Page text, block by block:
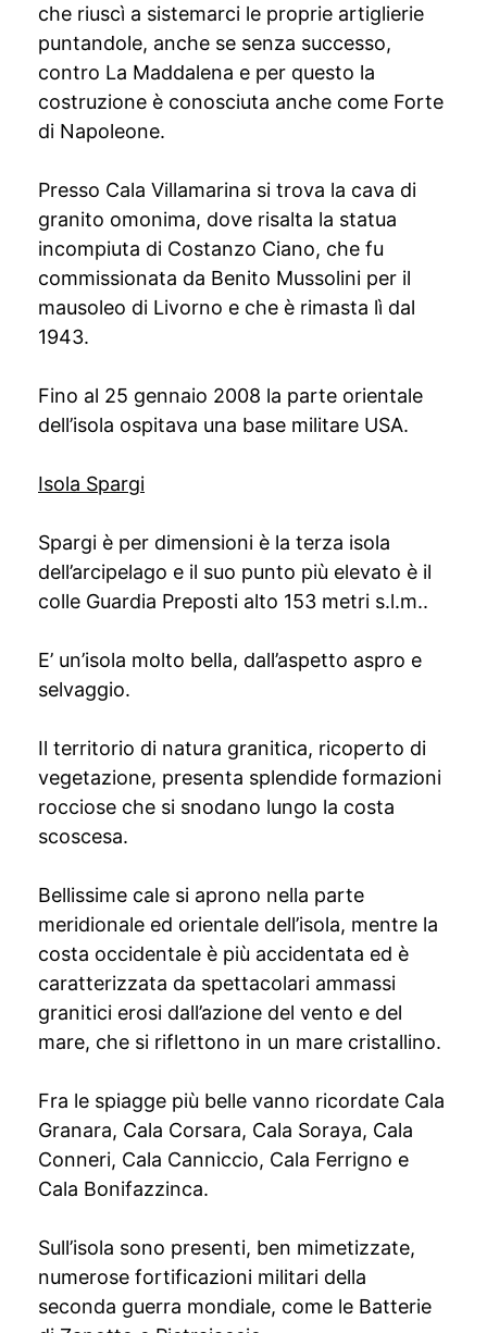
che riuscì a sistemarci le proprie artiglierie
puntandole, anche se senza successo,
contro La Maddalena e per questo la
costruzione è conosciuta anche come Forte
di Napoleone.
Presso Cala Villamarina si trova la cava di
granito omonima, dove risalta la statua
incompiuta di Costanzo Ciano, che fu
commissionata da Benito Mussolini per il
mausoleo di Livorno e che è rimasta lì dal
1943.
Fino al 25 gennaio 2008 la parte orientale
dell’isola ospitava una base militare USA.
Isola Spargi
Spargi è per dimensioni è la terza isola
dell’arcipelago e il suo punto più elevato è il
colle Guardia Preposti alto 153 metri s.l.m..
E’ un’isola molto bella, dall’aspetto aspro e
selvaggio.
Il territorio di natura granitica, ricoperto di
vegetazione, presenta splendide formazioni
rocciose che si snodano lungo la costa
scoscesa.
Bellissime cale si aprono nella parte
meridionale ed orientale dell’isola, mentre la
costa occidentale è più accidentata ed è
caratterizzata da spettacolari ammassi
granitici erosi dall’azione del vento e del
mare, che si riflettono in un mare cristallino.
Fra le spiagge più belle vanno ricordate Cala
Granara, Cala Corsara, Cala Soraya, Cala
Conneri, Cala Canniccio, Cala Ferrigno e
Cala Bonifazzinca.
Sull’isola sono presenti, ben mimetizzate,
numerose fortificazioni militari della
seconda guerra mondiale, come le Batterie